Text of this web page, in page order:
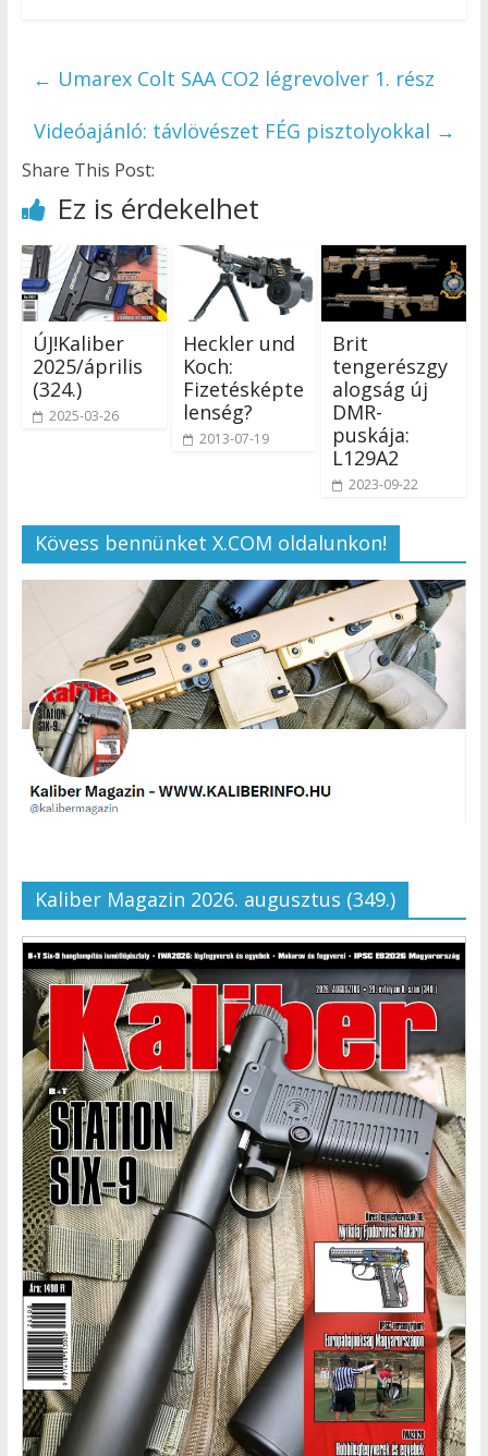
← Umarex Colt SAA CO2 légrevolver 1. rész
Videóajánló: távlövészet FÉG pisztolyokkal →
Share This Post:
Ez is érdekelhet
ÚJ!Kaliber
2025/április
(324.)
2025-03-26
Heckler und
Koch:
Fizetésképte
lenség?
2013-07-19
Brit
tengerészgy
alogság új
DMR-
puskája:
L129A2
2023-09-22
Kövess bennünket X.COM oldalunkon!
Kaliber Magazin 2026. augusztus (349.)